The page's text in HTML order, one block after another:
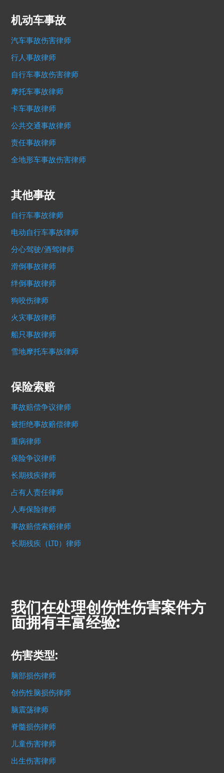
机动车事故
汽车事故伤害律师
行人事故律师
自行车事故伤害律师
摩托车事故律师
卡车事故律师
公共交通事故律师
责任事故律师
全地形车事故伤害律师
其他事故
自行车事故律师
电动自行车事故律师
分心驾驶/酒驾律师
滑倒事故律师
绊倒事故律师
狗咬伤律师
火灾事故律师
船只事故律师
雪地摩托车事故律师
保险索赔
事故赔偿争议律师
被拒绝事故赔偿律师
重病律师
保险争议律师
长期残疾律师
占有人责任律师
人寿保险律师
事故赔偿索赔律师
长期残疾（LTD）律师
我们在处理创伤性伤害案件方
面拥有丰富经验:
伤害类型:
脑部损伤律师
创伤性脑损伤律师
脑震荡律师
脊髓损伤律师
儿童伤害律师
出生伤害律师